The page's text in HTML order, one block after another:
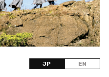
JP EN